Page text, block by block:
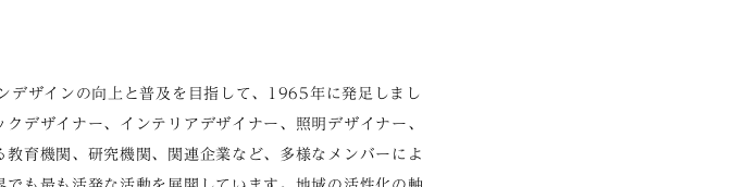
デザインの向上と普及を目指して、1965年に発足しまし
デザイナー、インテリアデザイナー、照明デザイナー、
育機関、研究機関、関連企業など、多様なメンバーによ